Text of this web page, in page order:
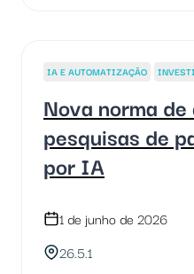
IA E AUTOMATIZAÇÃO
Nova norma
pesquisas de
por IA
1 de junho de 2026
26.5.1